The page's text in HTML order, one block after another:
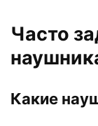
Часто
Какие